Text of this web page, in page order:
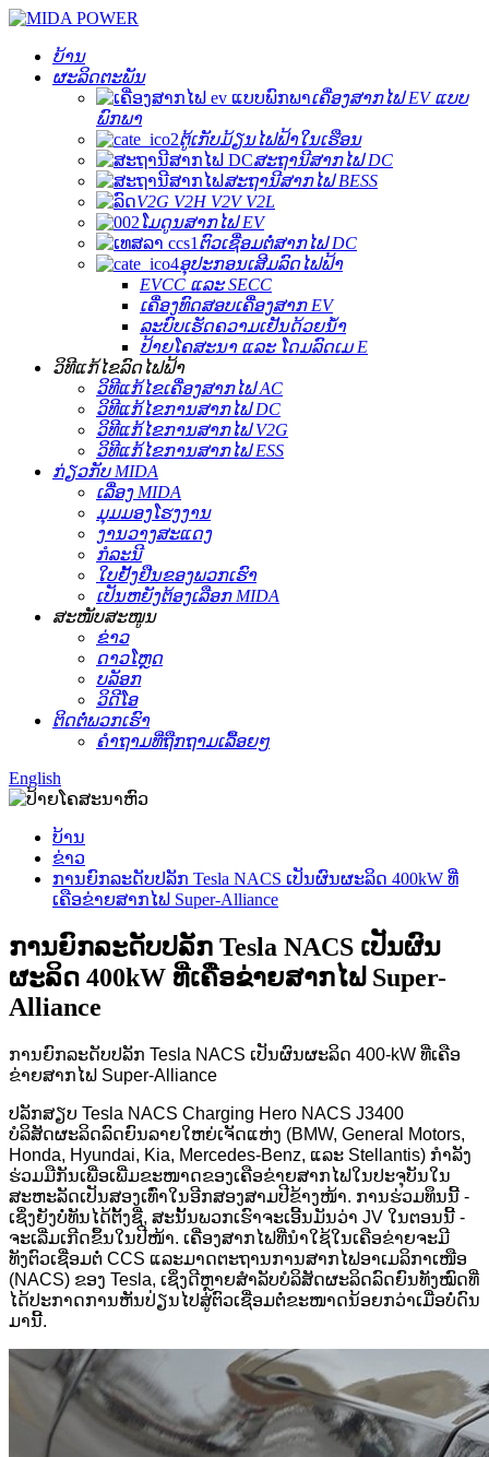
ບ້ານ
ຜະລິດຕະພັນ
ເຄື່ອງສາກໄຟ EV ແບບ
ພົກພາ
ຕູ້ເກັບມ້ຽນໄຟຟ້າໃນເຮືອນ
ສະຖານີສາກໄຟ DC
ສະຖານີສາກໄຟ BESS
V2G V2H V2V V2L
ໂມດູນສາກໄຟ EV
ຕົວເຊື່ອມຕໍ່ສາກໄຟ DC
ອຸປະກອນເສີມລົດໄຟຟ້າ
EVCC ແລະ SECC
ເຄື່ອງທົດສອບເຄື່ອງສາກ EV
ລະບົບເຮັດຄວາມເຢັນດ້ວຍນ້ຳ
ປ້າຍໂຄສະນາ ແລະ ໂດມລົດເມ E
ວິທີແກ້ໄຂລົດໄຟຟ້າ
ວິທີແກ້ໄຂເຄື່ອງສາກໄຟ AC
ວິທີແກ້ໄຂການສາກໄຟ DC
ວິທີແກ້ໄຂການສາກໄຟ V2G
ວິທີແກ້ໄຂການສາກໄຟ ESS
ກ່ຽວກັບ MIDA
ເລື່ອງ MIDA
ມຸມມອງໂຮງງານ
ງານວາງສະແດງ
ກໍລະນີ
ໃບຢັ້ງຢືນຂອງພວກເຮົາ
ເປັນຫຍັງຕ້ອງເລືອກ MIDA
ສະໜັບສະໜູນ
ຂ່າວ
ດາວໂຫຼດ
ບລັອກ
ວິດີໂອ
ຕິດຕໍ່ພວກເຮົາ
ຄຳຖາມທີ່ຖືກຖາມເລື້ອຍໆ
English
ບ້ານ
ຂ່າວ
ການຍົກລະດັບປລັກ Tesla NACS ເປັນຜົນຜະລິດ 400kW ທີ່
ເຄືອຂ່າຍສາກໄຟ Super-Alliance
ການຍົກລະດັບປລັກ Tesla NACS ເປັນຜົນ
ຜະລິດ 400kW ທີ່ເຄືອຂ່າຍສາກໄຟ Super-
Alliance
ການຍົກລະດັບປລັກ Tesla NACS ເປັນຜົນຜະລິດ 400-kW ທີ່ເຄືອ
ຂ່າຍສາກໄຟ Super-Alliance
ປລັກສຽບ Tesla NACS Charging Hero NACS J3400
ບໍລິສັດຜະລິດລົດຍົນລາຍໃຫຍ່ເຈັດແຫ່ງ (BMW, General Motors,
Honda, Hyundai, Kia, Mercedes-Benz, ແລະ Stellantis) ກຳລັງ
ຮ່ວມມືກັນເພື່ອເພີ່ມຂະໜາດຂອງເຄືອຂ່າຍສາກໄຟໃນປະຈຸບັນໃນ
ສະຫະລັດເປັນສອງເທົ່າໃນອີກສອງສາມປີຂ້າງໜ້າ. ການຮ່ວມທຶນນີ້ -
ເຊິ່ງຍັງບໍ່ທັນໄດ້ຕັ້ງຊື່, ສະນັ້ນພວກເຮົາຈະເອີ້ນມັນວ່າ JV ໃນຕອນນີ້ -
ຈະເລີ່ມເກີດຂຶ້ນໃນປີໜ້າ. ເຄື່ອງສາກໄຟທີ່ນຳໃຊ້ໃນເຄືອຂ່າຍຈະມີ
ທັງຕົວເຊື່ອມຕໍ່ CCS ແລະມາດຕະຖານການສາກໄຟອາເມລິກາເໜືອ
(NACS) ຂອງ Tesla, ເຊິ່ງດີຫຼາຍສຳລັບບໍລິສັດຜະລິດລົດຍົນທັງໝົດທີ່
ໄດ້ປະກາດການຫັນປ່ຽນໄປສູ່ຕົວເຊື່ອມຕໍ່ຂະໜາດນ້ອຍກວ່າເມື່ອບໍ່ດົນ
ມານີ້.